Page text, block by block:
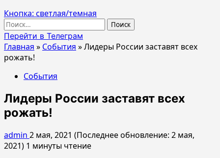
Кнопка: светлая/темная
Найти:
Перейти в Телеграм
Главная » События »Лидеры России заставят всех
рожать!
События
Лидеры России заставят всех
рожать!
admin 2 мая, 2021 (Последнее обновление: 2 мая,
2021) 1 минуты чтение